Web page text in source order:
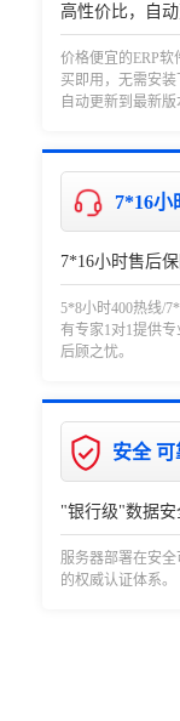
高性价比，自
价格便宜的ERP
买即用，无需安
自动更新到最新版
7*16小
7*16小时售后
5*8小时400热线/
有专家1对1提供
后顾之忧。
安全 可
"银行级"数据
服务器部署在安
的权威认证体系。